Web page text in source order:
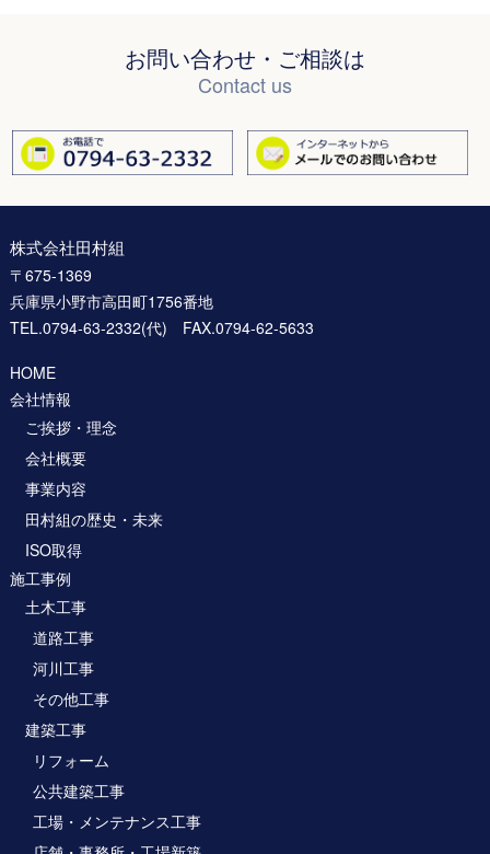
お問い合わせ・ご相談は
Contact us
株式会社田村組
〒675-1369
兵庫県小野市高田町1756番地
TEL.0794-63-2332(代) FAX.0794-62-5633
HOME
会社情報
ご挨拶・理念
会社概要
事業内容
田村組の歴史・未来
ISO取得
施工事例
土木工事
道路工事
河川工事
その他工事
建築工事
リフォーム
公共建築工事
工場・メンテナンス工事